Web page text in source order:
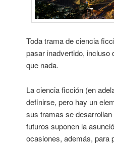
Toda trama de ciencia
pasar inadvertido, incluso
que nada.
La ciencia ficción (en
definirse, pero hay un
sus tramas se
futuros suponen la
ocasiones, además, para